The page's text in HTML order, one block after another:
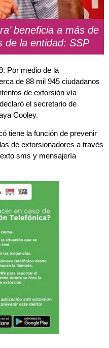
beneficia a más de
de la entidad: SSP
Por medio de la
de 88 mil 945 ciudadanos
de extorsión vía
el secretario de
Cooley.
tiene la función de prevenir
de extorsionadores a través
sms y mensajería